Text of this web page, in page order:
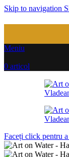
Skip to navigation
Meniu
0 articol
Faceți click pentru